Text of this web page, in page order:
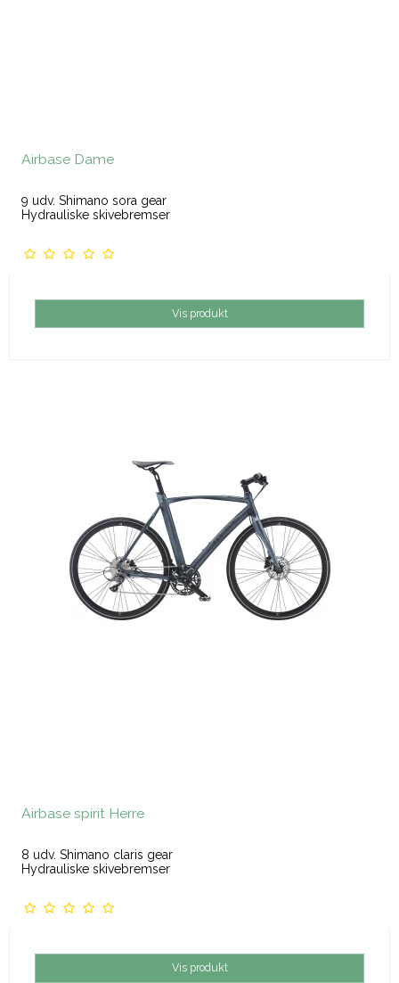
Airbase Dame
9 udv. Shimano sora gear
Hydrauliske skivebremser
Vis produkt
Airbase spirit Herre
8 udv. Shimano claris gear
Hydrauliske skivebremser
Vis produkt